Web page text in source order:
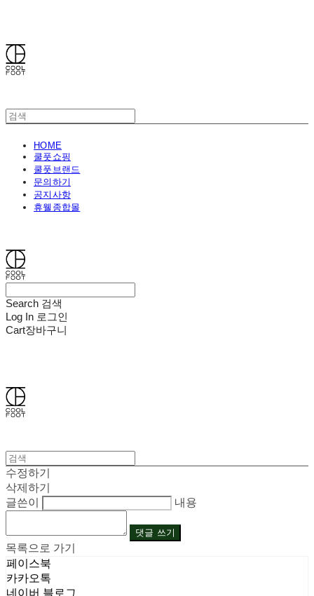
HOME
쿨풋쇼핑
쿨풋브랜드
문의하기
공지사항
휴웰종합몰
Search 검색
Log In 로그인
Cart장바구니
수정하기
삭제하기
글쓴이
내용
댓글 쓰기
목록으로 가기
페이스북
카카오톡
네이버 블로그